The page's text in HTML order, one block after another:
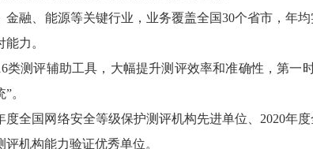
金融、能源等关键行业，业务覆盖全国30个省市，年
能力 。
类测评辅助工具，大幅提升测评效率和准确性，第一
”。
度全国网络安全等级保护测评机构先进单位、2020年
评机构能力验证优秀单位。